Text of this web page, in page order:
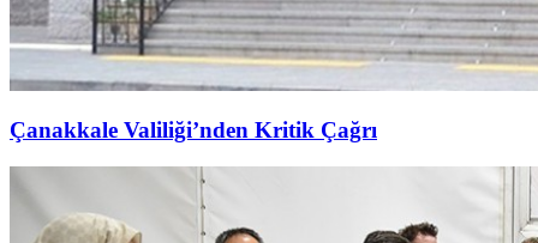
Çanakkale Valiliği’nden Kritik Çağrı